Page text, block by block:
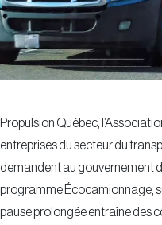
Propulsion Québec,
entreprises du secteur du
demandent au gouvernement
programme Écocamionnage,
pause prolongée entraîne des